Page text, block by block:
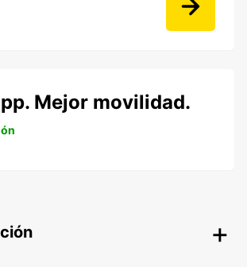
Mejor movilidad.